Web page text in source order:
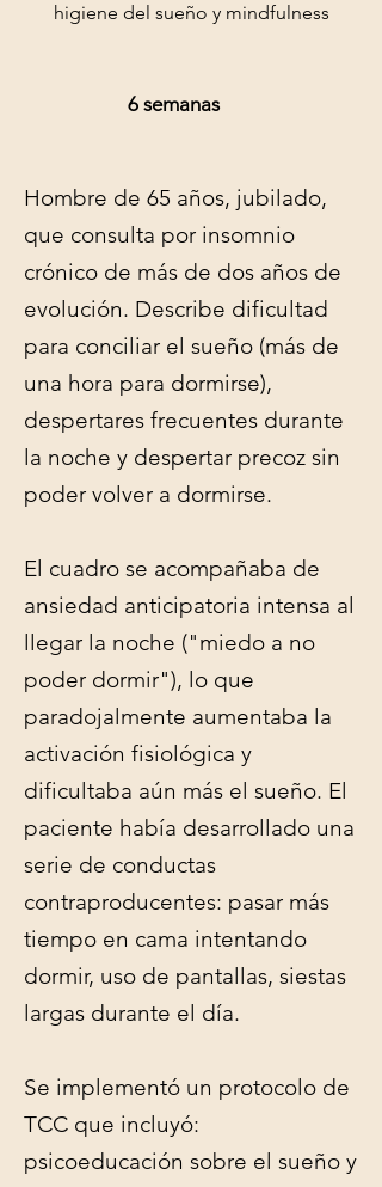
higiene del sueño y mindfulness
6 semanas
Hombre de 65 años, jubilado,
que consulta por insomnio
crónico de más de dos años de
evolución. Describe dificultad
para conciliar el sueño (más de
una hora para dormirse),
despertares frecuentes durante
la noche y despertar precoz sin
poder volver a dormirse.
El cuadro se acompañaba de
ansiedad anticipatoria intensa al
llegar la noche ("miedo a no
poder dormir"), lo que
paradojalmente aumentaba la
activación fisiológica y
dificultaba aún más el sueño. El
paciente había desarrollado una
serie de conductas
contraproducentes: pasar más
tiempo en cama intentando
dormir, uso de pantallas, siestas
largas durante el día.
Se implementó un protocolo de
TCC que incluyó:
psicoeducación sobre el sueño y